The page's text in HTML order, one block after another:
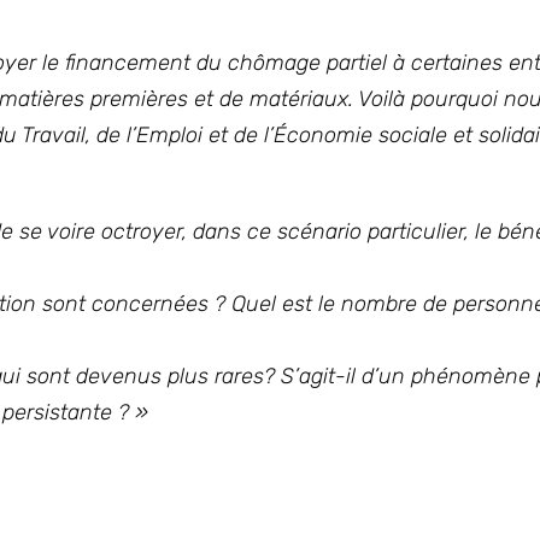
le financement du chômage partiel à certaines
premières et de matériaux. Voilà pourquoi
de l’Emploi et de l’Économie sociale et
se voire octroyer, dans ce scénario particulier, le b
sont concernées ? Quel est le nombre de
sont devenus plus rares? S’agit-il d’un phénomène
? »